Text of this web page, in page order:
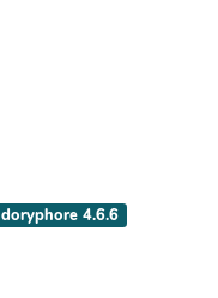
doryphore 4.6.6